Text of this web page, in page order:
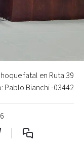
fatal en Ruta 39
Pablo Bianchi -03442